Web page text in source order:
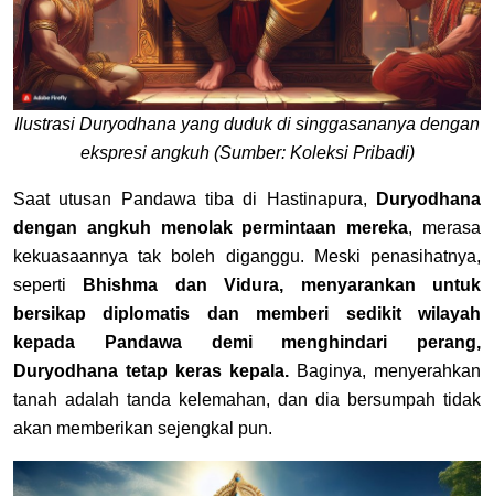
Ilustrasi Duryodhana yang duduk di singgasananya dengan
ekspresi angkuh (Sumber: Koleksi Pribadi)
Saat utusan Pandawa tiba di Hastinapura,
Duryodhana
dengan angkuh menolak permintaan mereka, merasa
kekuasaannya tak boleh diganggu. Meski penasihatnya,
seperti
Bhishma dan Vidura, menyarankan untuk
bersikap diplomatis dan memberi sedikit wilayah
kepada Pandawa demi menghindari perang,
Duryodhana tetap keras kepala. Baginya, menyerahkan
tanah adalah tanda kelemahan, dan dia bersumpah tidak
akan memberikan sejengkal pun.